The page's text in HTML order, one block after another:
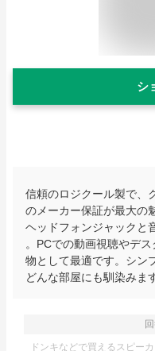
シ
信頼のロジクール製で、
のメーカー保証が最大の
ヘッドフォンジャックと
。PCでの動画視聴やデ
物として最適です。シン
どんな部屋にも馴染みま
ドンキなどで買えるスピー